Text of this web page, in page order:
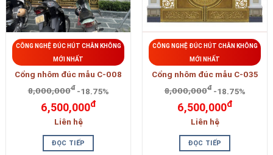
CÔNG NGHỆ ĐÚC HÚT CHÂN KHÔNG
MỚI NHẤT
Cổng nhôm đúc mẫu C-008
8,000,000đ -18.75%
6,500,000đ
Liên hệ
ĐỌC TIẾP
CÔNG NGHỆ ĐÚC HÚT CHÂN KHÔNG
MỚI NHẤT
Cổng nhôm đúc mẫu C-035
8,000,000đ -18.75%
6,500,000đ
Liên hệ
ĐỌC TIẾP